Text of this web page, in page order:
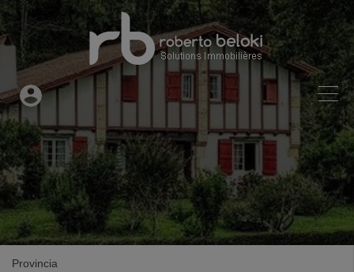
Provincia